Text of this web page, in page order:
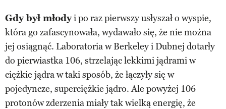
Gdy był młodyi po raz pierwszy usłyszał o wyspie,
która go zafascynowała, wydawało się, że nie można
jej osiągnąć. Laboratoria w Berkeley i Dubnej dotarły
do pierwiastka 106, strzelając lekkimi jądrami w
ciężkie jądra w taki sposób, że łączyły się w
pojedyncze, superciężkie jądro. Ale powyżej 106
protonów zderzenia miały tak wielką energię, że